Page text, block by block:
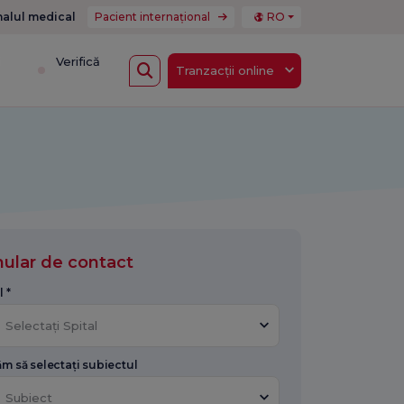
medical Pacient internațional RO
Verifică
Tranzacții online
de contact
*
Selectați Spital
să selectați subiectul
Subiect